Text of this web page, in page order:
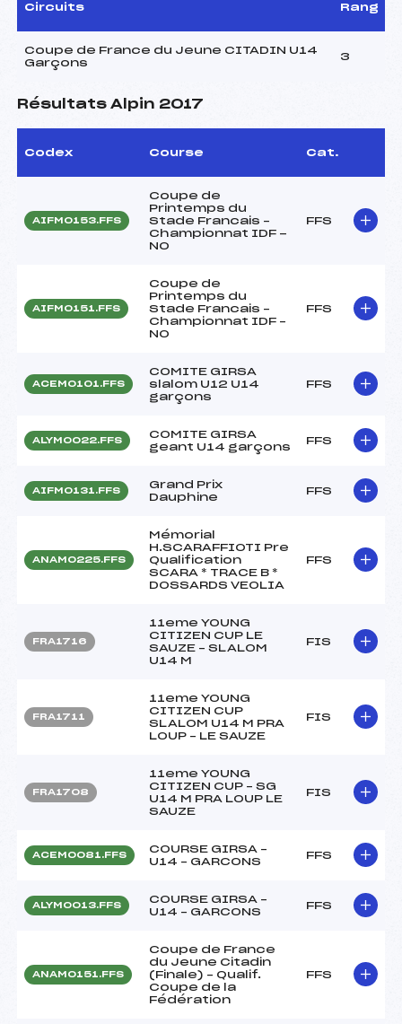
Circuits Rang
Coupe de France du Jeune CITADIN U14
Garçons
3
Résultats Alpin 2017
Codex Course Cat.
AIFM0153.FFS
Coupe de
Printemps du
Stade Francais –
Championnat IDF -
NO
FFS
AIFM0151.FFS
Coupe de
Printemps du
Stade Francais –
Championnat IDF –
NO
FFS
ACEM0101.FFS
COMITE GIRSA
slalom U12 U14
garçons
FFS
ALYM0022.FFS
COMITE GIRSA
geant U14 garçons
FFS
AIFM0131.FFS
Grand Prix
Dauphine
FFS
ANAM0225.FFS
Mémorial
H.SCARAFFIOTI Pre
Qualification
SCARA * TRACE B *
DOSSARDS VEOLIA
FFS
FRA1716
11eme YOUNG
CITIZEN CUP LE
SAUZE – SLALOM
U14 M
FIS
FRA1711
11eme YOUNG
CITIZEN CUP
SLALOM U14 M PRA
LOUP – LE SAUZE
FIS
FRA1708
11eme YOUNG
CITIZEN CUP – SG
U14 M PRA LOUP LE
SAUZE
FIS
ACEM0081.FFS
COURSE GIRSA –
U14 – GARCONS
FFS
ALYM0013.FFS
COURSE GIRSA –
U14 – GARCONS
FFS
ANAM0151.FFS
Coupe de France
du Jeune Citadin
(Finale) – Qualif.
Coupe de la
Fédération
FFS